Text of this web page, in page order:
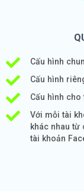
Cấu hình
Cấu hình
Cấu hình
Với mỗi tài
khác nhau từ
tài khoản